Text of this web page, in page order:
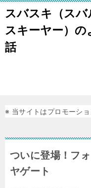
スバスキ（スバ
スキーヤー）の
話
※ 当サイトはプロモーショ
ついに登場！フ
ヤゲート